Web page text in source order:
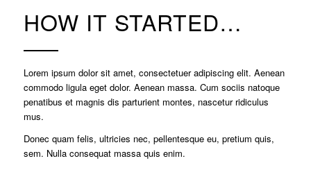
HOW IT STARTED…
Lorem ipsum dolor sit amet, consectetuer adipiscing elit. Aenean
commodo ligula eget dolor. Aenean massa. Cum sociis natoque
penatibus et magnis dis parturient montes, nascetur ridiculus
mus.
Donec quam felis, ultricies nec, pellentesque eu, pretium quis,
sem. Nulla consequat massa quis enim.